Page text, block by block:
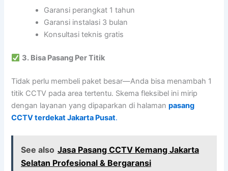
Garansi perangkat 1 tahun
Garansi instalasi 3 bulan
Konsultasi teknis gratis
3. Bisa Pasang Per Titik
Tidak perlu membeli paket besar—Anda bisa menambah 1
titik CCTV pada area tertentu. Skema fleksibel ini mirip
dengan layanan yang dipaparkan di halamanpasang
CCTV terdekat Jakarta Pusat.
See also Jasa Pasang CCTV Kemang Jakarta
Selatan Profesional & Bergaransi